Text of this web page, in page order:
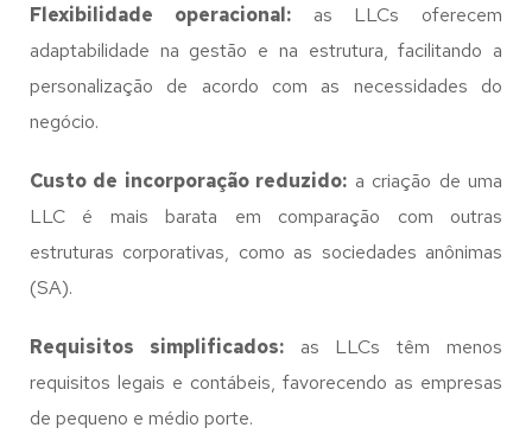
Flexibilidade operacional:as LLCs oferecem
adaptabilidade na gestão e na estrutura, facilitando a
personalização de acordo com as necessidades do
negócio.
Custo de incorporação reduzido: a criação de uma
LLC é mais barata em comparação com outras
estruturas corporativas, como as sociedades anônimas
(SA).
Requisitos simplificados:as LLCs têm menos
requisitos legais e contábeis, favorecendo as empresas
de pequeno e médio porte.